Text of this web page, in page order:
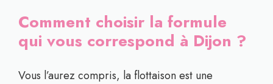
Comment choisir la formule
qui vous correspond à Dijon ?
Vous l’aurez compris, la flottaison est une